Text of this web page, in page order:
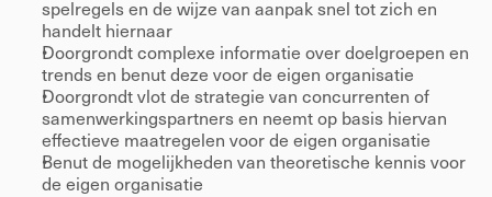
spelregels en de wijze van aanpak snel tot zich en
handelt hiernaar
Doorgrondt complexe informatie over doelgroepen en
trends en benut deze voor de eigen organisatie
Doorgrondt vlot de strategie van concurrenten of
samenwerkingspartners en neemt op basis hiervan
effectieve maatregelen voor de eigen organisatie
Benut de mogelijkheden van theoretische kennis voor
de eigen organisatie